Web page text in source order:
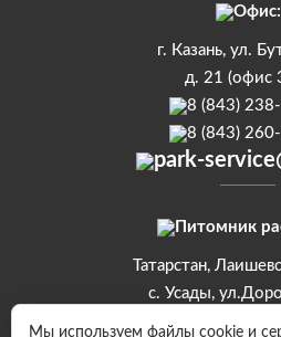
Офис:
г. Казань, ул.
д. 21 (офис
8 (843)
8 (843)
park-
Питомник
Татарстан,
с. Усады,
8 (843)
Мы используем файлы cookie и